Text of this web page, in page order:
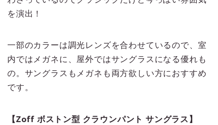
を演出！
一部のカラーは調光レンズを合わせているので、室
内ではメガネに、屋外ではサングラスになる優れも
の。サングラスもメガネも両方欲しい方におすすめ
です。
【Zoff ボストン型 クラウンパント サングラス】